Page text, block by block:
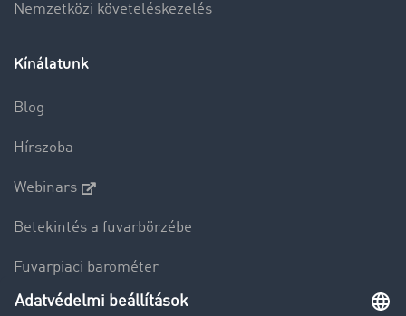
Nemzetközi követeléskezelés
Kínálatunk
Blog
Hírszoba
Webinars
Betekintés a fuvarbörzébe
Fuvarpiaci barométer
Transzportlexikon